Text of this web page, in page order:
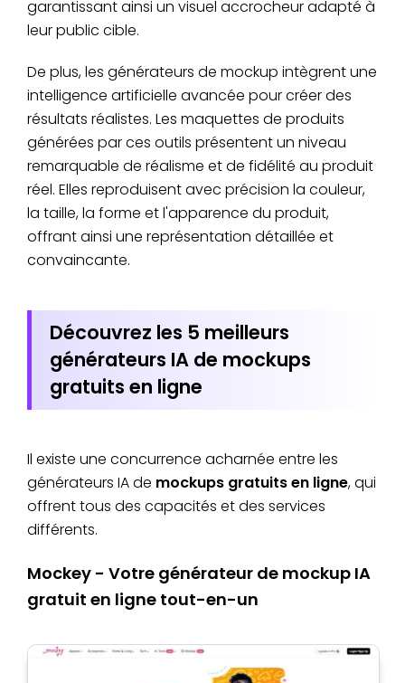
garantissant ainsi un visuel accrocheur adapté à
leur public cible.
De plus, les générateurs de mockup intègrent une
intelligence artificielle avancée pour créer des
résultats réalistes. Les maquettes de produits
générées par ces outils présentent un niveau
remarquable de réalisme et de fidélité au produit
réel. Elles reproduisent avec précision la couleur,
la taille, la forme et l'apparence du produit,
offrant ainsi une représentation détaillée et
convaincante.
Découvrez les 5 meilleurs
générateurs IA de mockups
gratuits en ligne
Il existe une concurrence acharnée entre les
générateurs IA de mockups gratuits en ligne, qui
offrent tous des capacités et des services
différents.
Mockey - Votre générateur de mockup IA
gratuit en ligne tout-en-un